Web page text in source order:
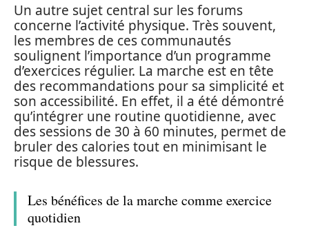
Un autre sujet central sur les forums
concerne l’activité physique. Très souvent,
les membres de ces communautés
soulignent l’importance d’un programme
d’exercices régulier. La marche est en tête
des recommandations pour sa simplicité et
son accessibilité. En effet, il a été démontré
qu’intégrer une routine quotidienne, avec
des sessions de 30 à 60 minutes, permet de
bruler des calories tout en minimisant le
risque de blessures.
Les bénéfices de la marche comme exercice
quotidien